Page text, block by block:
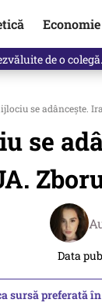
Economie
se adâncește.
Data
sursă preferată în